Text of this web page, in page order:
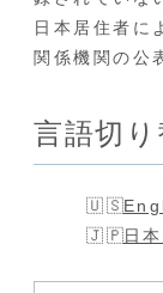
日本居住者に
関係機関の公
言語切り
日